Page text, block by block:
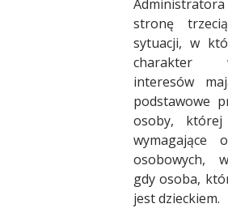
stronę
sytuacji, w
charakter
interesów
podstawowe
osoby, której
wymagające
osobowych,
gdy osoba,
jest dzieckiem.